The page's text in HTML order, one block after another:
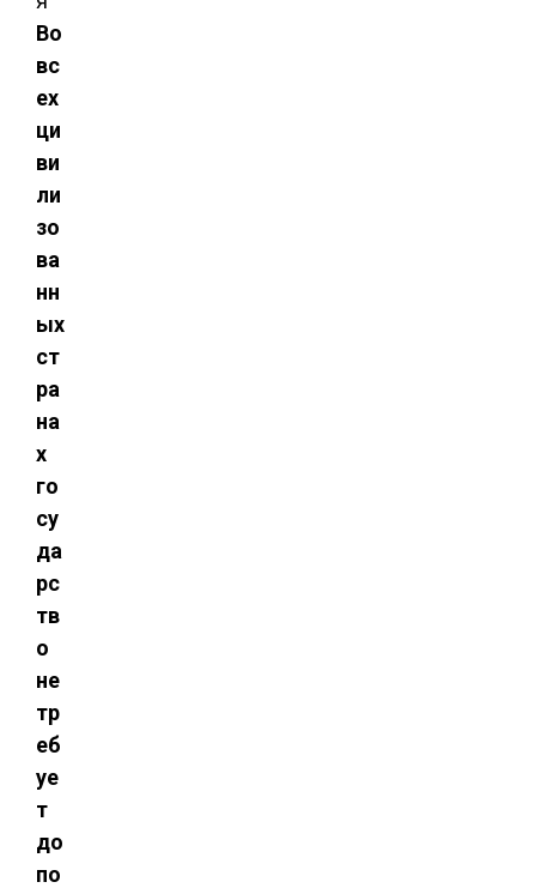
Во
вс
ех
ци
ви
ли
зо
ва
нн
ых
ст
ра
на
х
го
су
да
рс
тв
о
не
тр
еб
уе
т
до
по